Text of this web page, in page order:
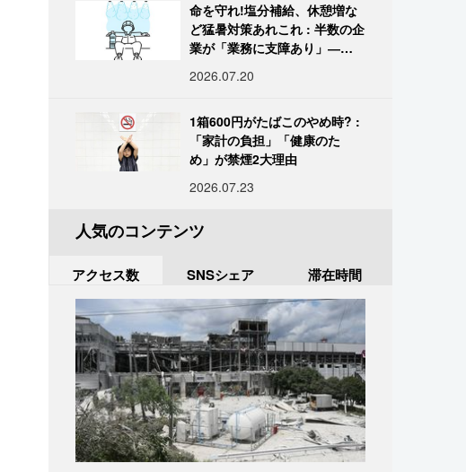
命を守れ!塩分補給、休憩増な
ど猛暑対策あれこれ : 半数の企
業が「業務に支障あり」―帝
2026.07.20
1箱600円がたばこのやめ時? :
「家計の負担」「健康のた
め」が禁煙2大理由
2026.07.23
人気のコンテンツ
アクセス数 SNSシェア 滞在時間